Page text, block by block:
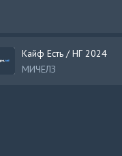
Кайф Есть / НГ 2024
МИЧЕЛЗ